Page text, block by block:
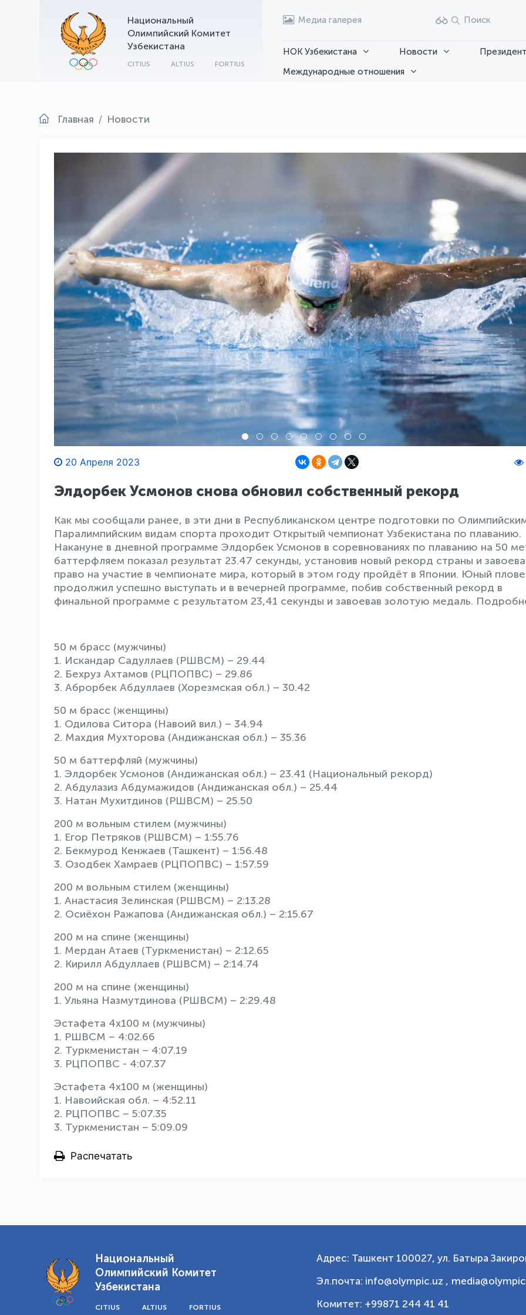
Национальный
Олимпийский Комитет
Узбекистана
CITIUS ALTIUS FORTIUS
Медиа галерея Поиск
НОК Узбекистана Новости
Международные отношения
Главная Новости
20 Апреля 2023
Элдорбек Усмонов снова обновил собственный рекорд
Как мы сообщали ранее, в эти дни в Республиканском центре подготовки по
Паралимпийским видам спорта проходит Открытый чемпионат Узбекистана по плаванию.
Накануне в дневной программе Элдорбек Усмонов в соревнованиях по плаванию на 50
баттерфляем показал результат 23.47 секунды, установив новый рекорд страны и
право на участие в чемпионате мира, который в этом году пройдёт в Японии. Юный
продолжил успешно выступать и в вечерней программе, побив собственный рекорд в
финальной программе с результатом 23,41 секунды и завоевав золотую медаль.
50 м брасс (мужчины)
1. Искандар Садуллаев (РШВСМ) – 29.44
2. Бехруз Ахтамов (РЦПОПВС) – 29.86
3. Аброрбек Абдуллаев (Хорезмская обл.) – 30.42
50 м брасс (женщины)
1. Одилова Ситора (Навоий вил.) – 34.94
2. Махдия Мухторова (Андижанская обл.) – 35.36
50 м баттерфляй (мужчины)
1. Элдорбек Усмонов (Андижанская обл.) – 23.41 (Национальный рекорд)
2. Абдулазиз Абдумажидов (Андижанская обл.) – 25.44
3. Натан Мухитдинов (РШВСМ) – 25.50
200 м вольным стилем (мужчины)
1. Егор Петряков (РШВСМ) – 1:55.76
2. Бекмурод Кенжаев (Ташкент) – 1:56.48
3. Озодбек Хамраев (РЦПОПВС) – 1:57.59
200 м вольным стилем (женщины)
1. Анастасия Зелинская (РШВСМ) – 2:13.28
2. Осиёхон Ражапова (Андижанская обл.) – 2:15.67
200 м на спине (женщины)
1. Мердан Атаев (Туркменистан) – 2:12.65
2. Кирилл Абдуллаев (РШВСМ) – 2:14.74
200 м на спине (женщины)
1. Ульяна Назмутдинова (РШВСМ) – 2:29.48
Эстафета 4х100 м (мужчины)
1. РШВСМ – 4:02.66
2. Туркменистан – 4:07.19
3. РЦПОПВС - 4:07.37
Эстафета 4х100 м (женщины)
1. Навоийская обл. – 4:52.11
2. РЦПОПВС – 5:07.35
3. Туркменистан – 5:09.09
Распечатать
Национальный
Олимпийский Комитет
Узбекистана
CITIUS ALTIUS FORTIUS
Адрес: Ташкент 100027, ул. Батыра
Эл.почта: info@olympic.uz ,
Комитет: +99871 244 41 41